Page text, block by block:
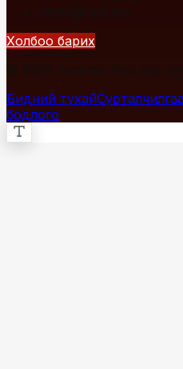
Холбоо барих
Бидний тухай
бодлого